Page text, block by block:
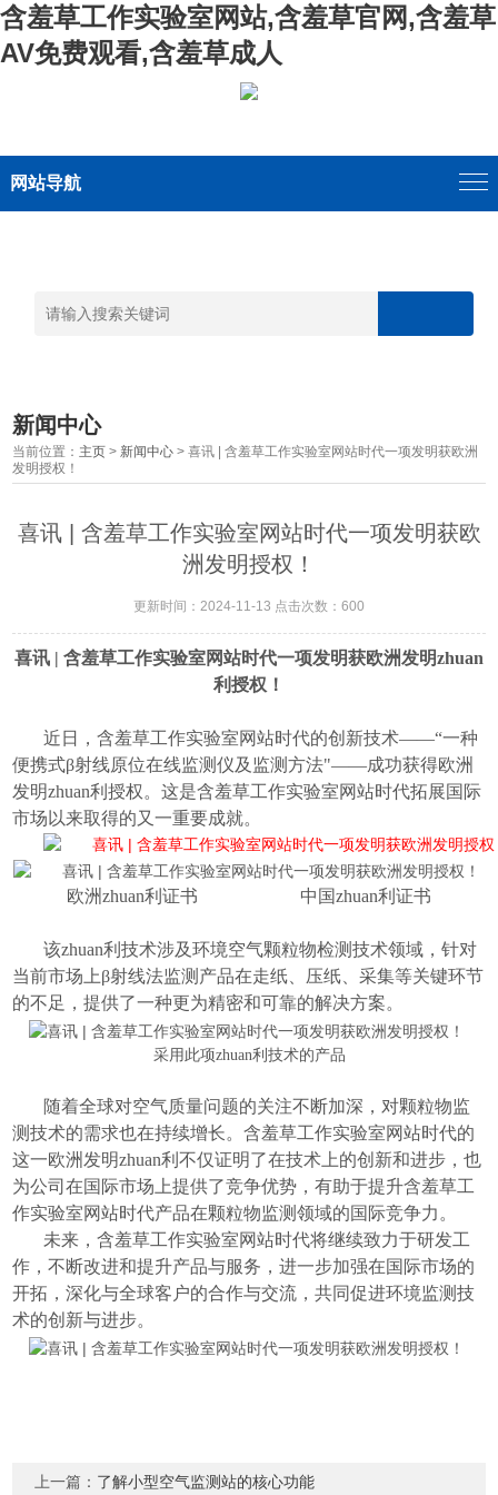
含羞草工作实验室网站,含羞草官网,含羞草
AV免费观看,含羞草成人
网站导航
新闻中心
当前位置： 主页 > 新闻中心 > 喜讯 | 含羞草工作实验室网站时代一项发明获欧洲
发明授权！
喜讯 | 含羞草工作实验室网站时代一项发明获欧
洲发明授权！
更新时间：2024-11-13 点击次数：600
喜讯 | 含羞草工作实验室网站时代一项发明获欧洲发明zhuan
利授权！
近日，含羞草工作实验室网站时代的创新技术——“一种
便携式β射线原位在线监测仪及监测方法"——成功获得欧洲
发明zhuan利授权。这是含羞草工作实验室网站时代拓展国际
市场以来取得的又一重要成就。
欧洲zhuan利证书 中国zhuan利证书
该zhuan利技术涉及环境空气颗粒物检测技术领域，针对
当前市场上β射线法监测产品在走纸、压纸、采集等关键环节
的不足，提供了一种更为精密和可靠的解决方案。
采用此项zhuan利技术的产品
随着全球对空气质量问题的关注不断加深，对颗粒物监
测技术的需求也在持续增长。含羞草工作实验室网站时代的
这一欧洲发明zhuan利不仅证明了在技术上的创新和进步，也
为公司在国际市场上提供了竞争优势，有助于提升含羞草工
作实验室网站时代产品在颗粒物监测领域的国际竞争力。
未来，含羞草工作实验室网站时代将继续致力于研发工
作，不断改进和提升产品与服务，进一步加强在国际市场的
开拓，深化与全球客户的合作与交流，共同促进环境监测技
术的创新与进步。
上一篇： 了解小型空气监测站的核心功能